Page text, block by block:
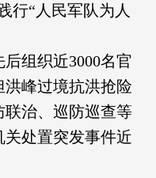
行“人民军队为人
组织近3000名官
峰过境抗洪抢险
治、巡防巡查等
处置突发事件近